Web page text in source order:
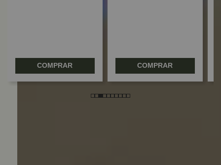
COMPRAR COMPRAR